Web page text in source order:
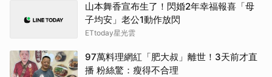
山本舞香宣布生了！閃婚2年幸福報喜「母
子均安」老公1動作放閃
ETtoday星光雲
97萬料理網紅「肥大叔」離世！3天前才直
播 粉絲驚：瘦得不合理